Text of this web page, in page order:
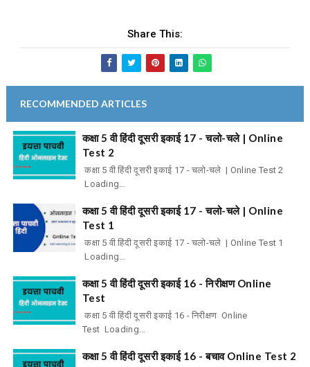
Share This:
RECOMMENDED ARTICLES
कक्षा 5 वी हिंदी दूसरी इकाई 17 - चलो-चले | Online
Test 2
कक्षा 5 वी हिंदी दूसरी इकाई 17 - चलो-चले | Online Test 2
Loading…
कक्षा 5 वी हिंदी दूसरी इकाई 17 - चलो-चले | Online
Test 1
कक्षा 5 वी हिंदी दूसरी इकाई 17 - चलो-चले | Online Test 1
Loading…
कक्षा 5 वी हिंदी दूसरी इकाई 16 - निरीक्षण Online
Test
कक्षा 5 वी हिंदी दूसरी इकाई 16 - निरीक्षण Online
Test Loading…
कक्षा 5 वी हिंदी दूसरी इकाई 16 - बचाव Online Test 2